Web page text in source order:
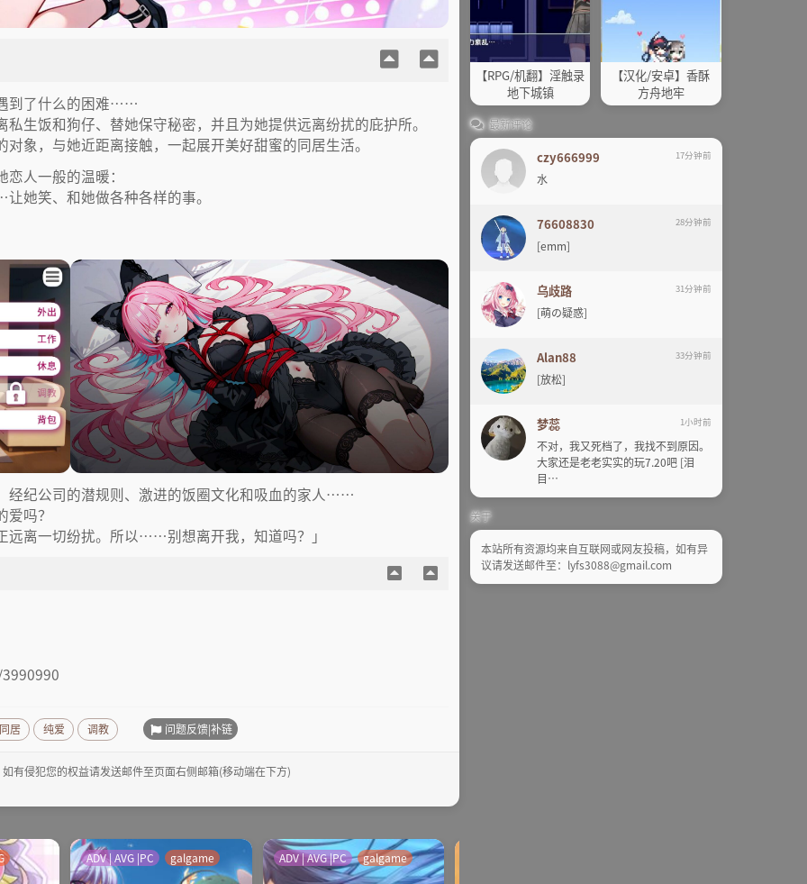
到了什么的困难……
生饭和狗仔、替她保守秘密，并且为她提供远离纷扰的庇护所。
象，与她近距离接触，一起展开美好甜蜜的同居生活。
人一般的温暖：
她笑、和她做各种各样的事。
经纪公司的潜规则、激进的饭圈文化和吸血的家人……
吗？
远离一切纷扰。所以……别想离开我，知道吗？」
居 纯爱 调教 问题反馈|补链
有侵犯您的权益请发送邮件至页面右侧邮箱(移动端在下方)
ADV | AVG |PC galgame ADV | AVG |PC galgame
【RPG/机翻】淫触录
地下城镇
【汉化/安卓】香酥
方舟地牢
最新评论
czy666999 17分钟前
水
76608830 28分钟前
[emm]
乌歧路 31分钟前
[萌の疑惑]
Alan88 33分钟前
[放松]
梦蕊 1小时前
不对，我又死档了，我找不到原因。
大家还是老老实实的玩7.20吧 [泪
目…
关于
本站所有资源均来自互联网或网友投稿，如有异
议请发送邮件至：lyfs3088@gmail.com